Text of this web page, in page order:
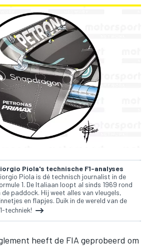
Piola's technische F1-analyses
Piola is dé technisch journalist in de
1. De Italiaan loopt al sinds 1969 rond
de paddock. Hij weet alles van vleugels,
en flapjes. Duik in de wereld van de
techniek!
heeft de FIA geprobeerd om